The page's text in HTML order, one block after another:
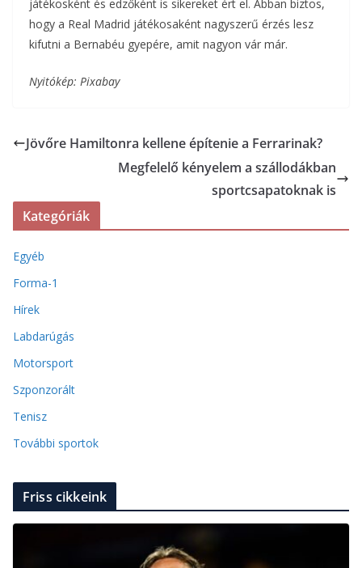
játékosként és edzőként is sikereket ért el. Abban biztos,
hogy a Real Madrid játékosaként nagyszerű érzés lesz
kifutni a Bernabéu gyepére, amit nagyon vár már.
Nyitókép: Pixabay
Jövőre Hamiltonra kellene építenie a Ferrarinak?
Megfelelő kényelem a szállodákban
sportcsapatoknak is
Kategóriák
Egyéb
Forma-1
Hírek
Labdarúgás
Motorsport
Szponzorált
Tenisz
További sportok
Friss cikkeink